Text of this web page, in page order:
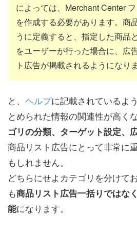
によっては、Merchant Center
を作成する必要があります。商
うに定義すると、指定した商品
をユーザーが行った場合に、広
ト広告が掲載されるようになりま
と、 ヘルプに記載されているよ
とめられた情報の関連性が高く
ゴリの分類、ターゲット設定、
商品リスト広告にとって非常に
もしれません。
どちらにせよカテゴリを分けて
も商品リスト広告一括りではな
能になります。